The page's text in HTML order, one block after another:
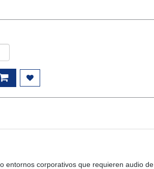
entornos corporativos que requieren audio de